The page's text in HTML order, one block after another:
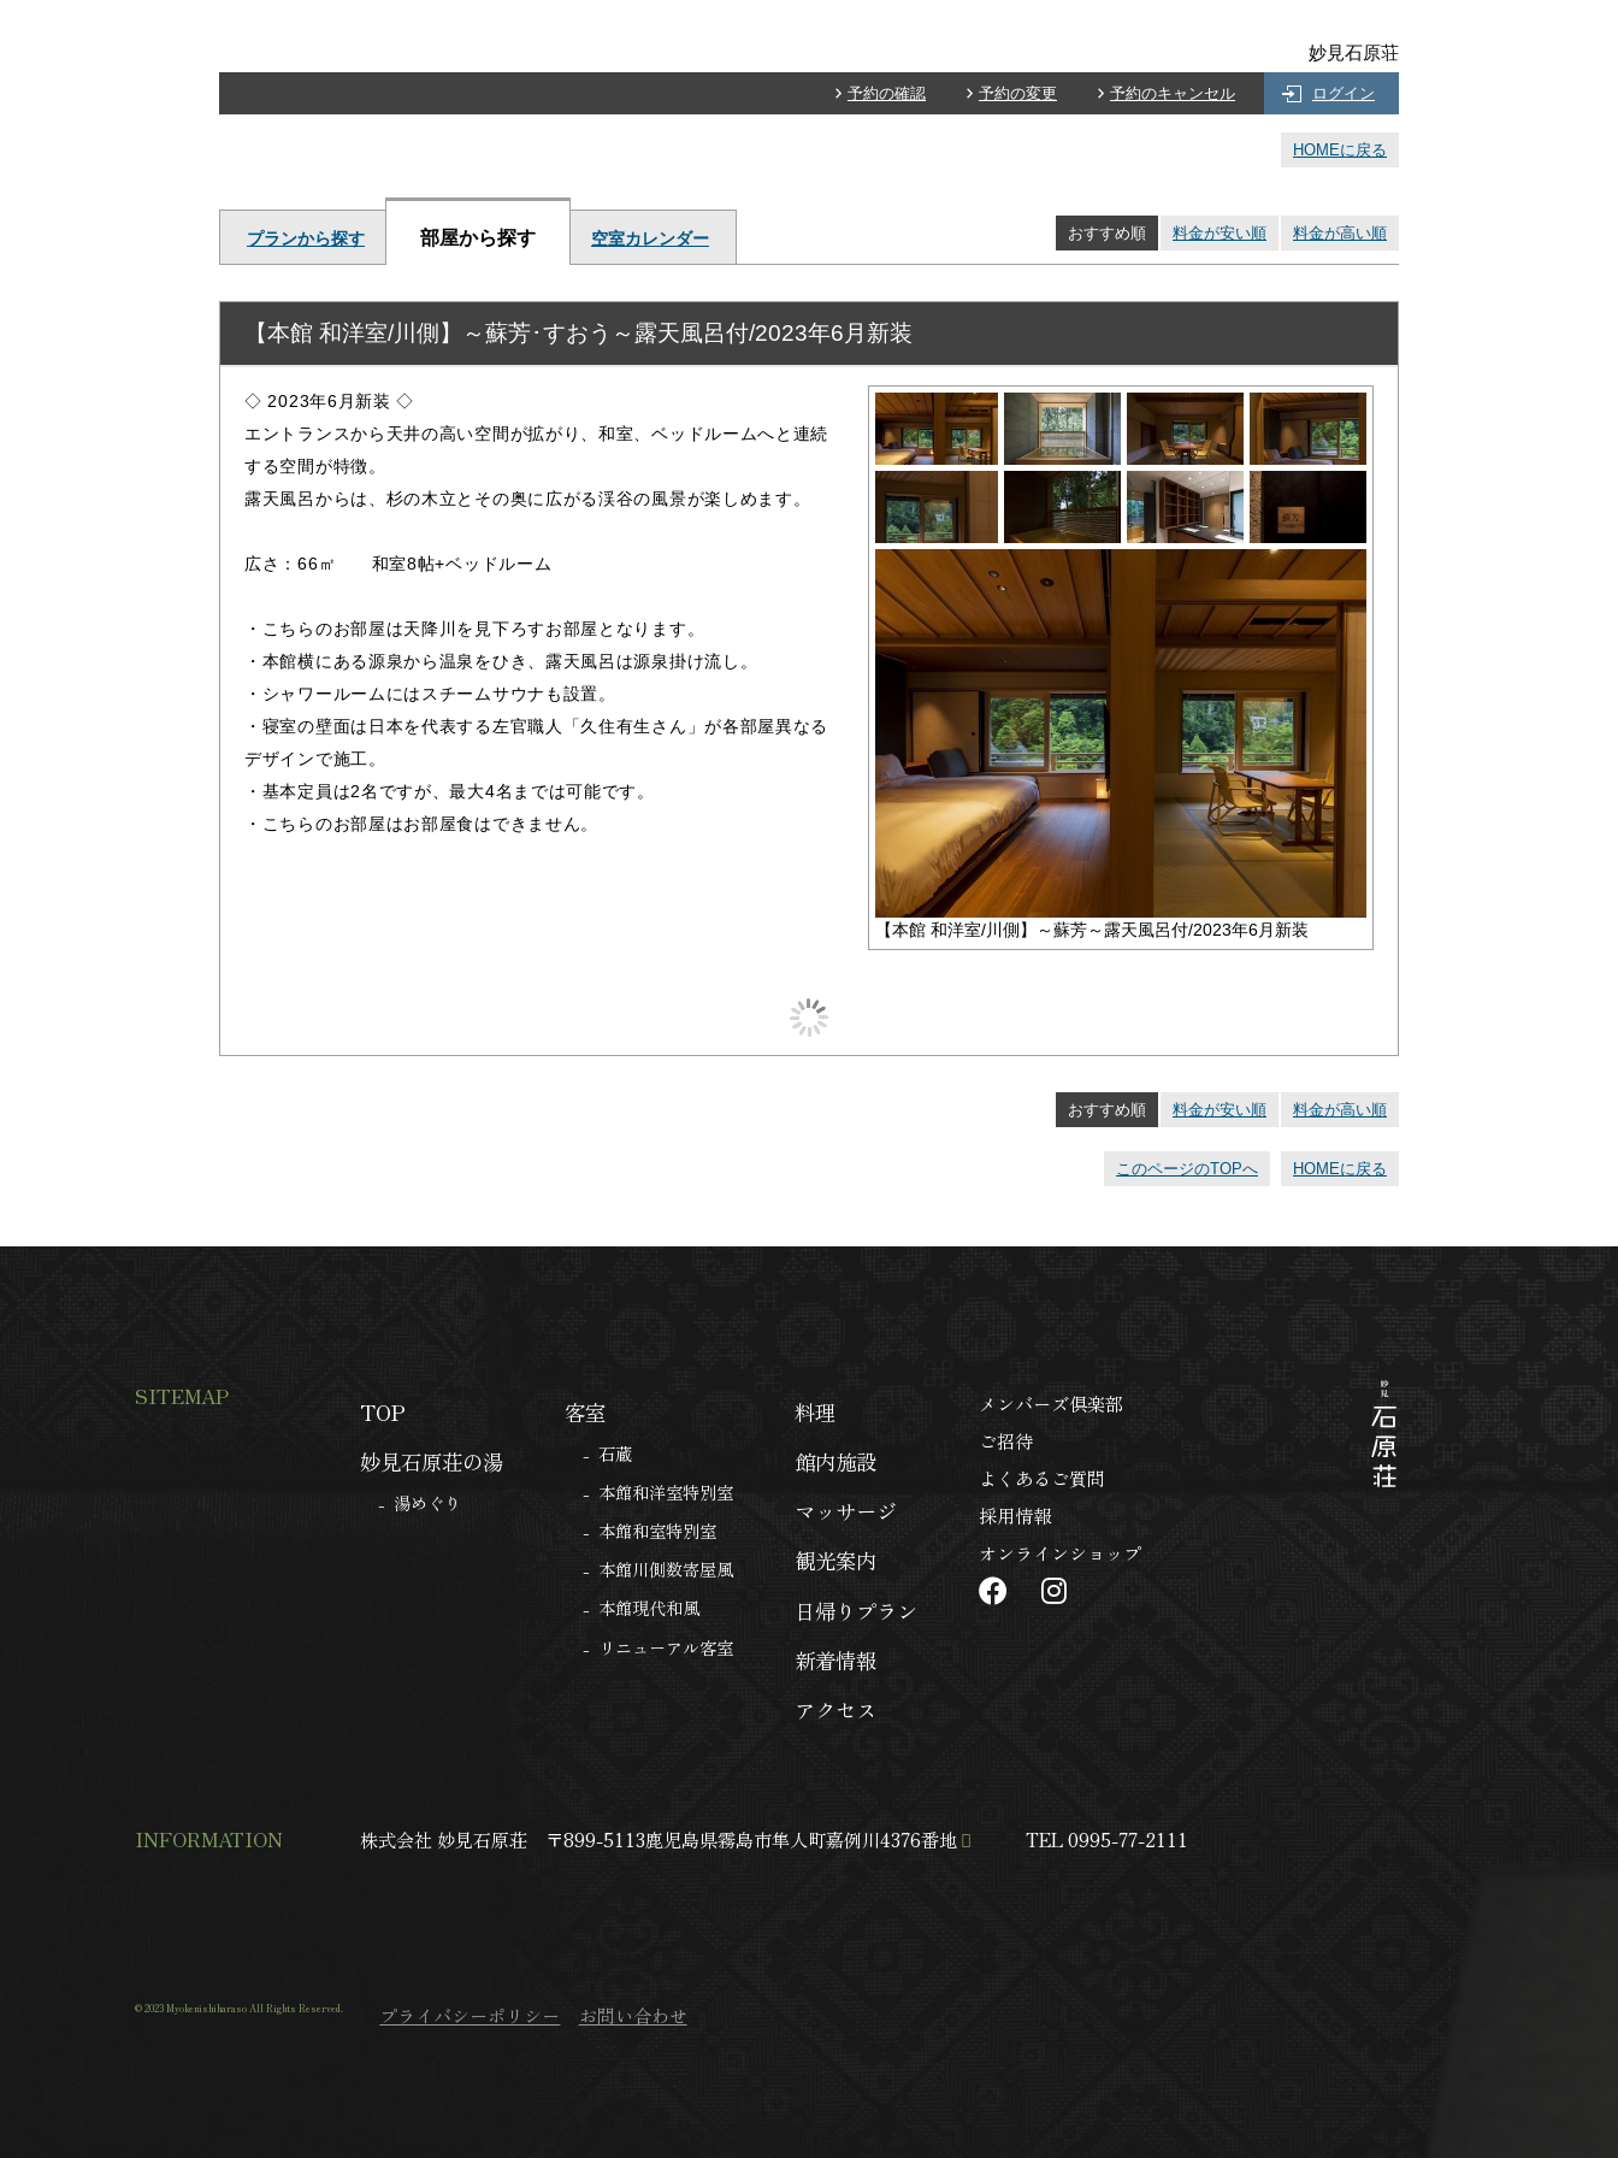
妙見石原荘
予約の確認 予約の変更 予約のキャンセル ログイン
HOMEに戻る
プランから探す 部屋から探す 空室カレンダー おすすめ順 料金が安い順 料金が高い順
【本館 和洋室/川側】～蘇芳･すおう～露天風呂付/2023年6月新装
◇ 2023年6月新装 ◇
エントランスから天井の高い空間が拡がり、和室、ベッドルームへと連続
する空間が特徴。
露天風呂からは、杉の木立とその奥に広がる渓谷の風景が楽しめます。
広さ：66㎡ 和室8帖+ベッドルーム
・こちらのお部屋は天降川を見下ろすお部屋となります。
・本館横にある源泉から温泉をひき、露天風呂は源泉掛け流し。
・シャワールームにはスチームサウナも設置。
・寝室の壁面は日本を代表する左官職人「久住有生さん」が各部屋異なる
デザインで施工。
・基本定員は2名ですが、最大4名までは可能です。
・こちらのお部屋はお部屋食はできません。
【本館 和洋室/川側】～蘇芳～露天風呂付/2023年6月新装
おすすめ順 料金が安い順 料金が高い順
このページのTOPへ HOMEに戻る
SITEMAP
TOP
妙見石原荘の湯
湯めぐり
客室
石蔵
本館和洋室特別室
本館和室特別室
本館川側数寄屋風
本館現代和風
リニューアル客室
料理
館内施設
マッサージ
観光案内
日帰りプラン
新着情報
アクセス
メンバーズ倶楽部
ご招待
よくあるご質問
採用情報
オンラインショップ
INFORMATION 株式会社 妙見石原荘 〒899-5113鹿児島県霧島市隼人町嘉例川4376番地 TEL 0995-77-2111
© 2023 Myokenishiharaso All Rights Reserved. プライバシーポリシー お問い合わせ